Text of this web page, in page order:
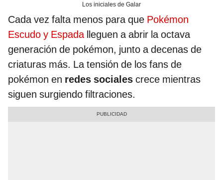
Los iniciales de Galar
Cada vez falta menos para que Pokémon
Escudo y Espada lleguen a abrir la octava
generación de pokémon, junto a decenas de
criaturas más. La tensión de los fans de
pokémon en redes sociales crece mientras
siguen surgiendo filtraciones.